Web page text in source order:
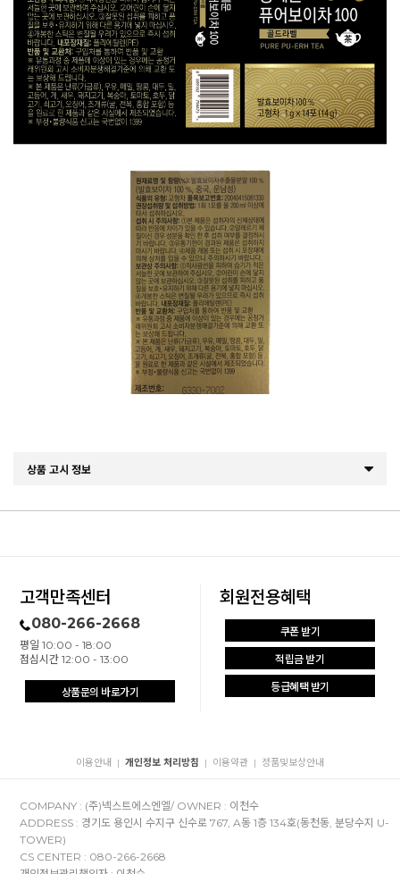
상품 고시 정보
고객만족센터
080-266-2668
평일 10:00 - 18:00
점심시간 12:00 - 13:00
상품문의 바로가기
회원전용혜택
쿠폰 받기
적립금 받기
등급혜택 받기
이용안내 | 개인정보 처리방침 | 이용약관 | 정품및보상안내
COMPANY : (주)넥스트에스엔엘/ OWNER : 이천수
ADDRESS : 경기도 용인시 수지구 신수로 767, A동 1층 134호(동천동, 분당수지 U-
TOWER)
CS CENTER : 080-266-2668